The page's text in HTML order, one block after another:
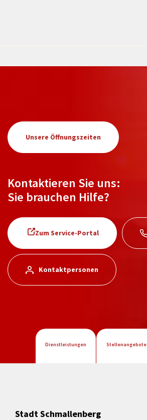
Unsere Öffnungszeiten
Kontaktieren Sie uns:
Sie brauchen Hilfe?
Zum Service-Portal
Kontaktpersonen
Dienstleistungen Stellenangebote
Stadt Schmallenberg